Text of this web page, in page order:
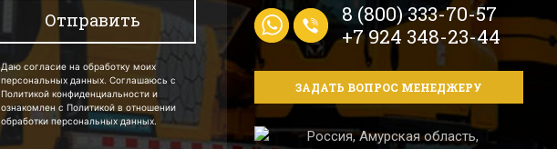
Даю согласие на обработку моих
персональных данных. Соглашаюсь с
Политикой конфиденциальности и
ознакомлен с Политикой в отношении
обработки персональных данных.
8 (800) 333-70-57
+7 924 348-23-44
ЗАДАТЬ ВОПРОС МЕНЕДЖЕРУ
Россия, Амурская область,